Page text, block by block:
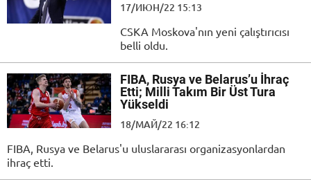
17/ИЮН/22 15:13
CSKA Moskova'nın yeni çalıştırıcısı
belli oldu.
FIBA, Rusya ve Belarus’u İhraç
Etti; Milli Takım Bir Üst Tura
Yükseldi
18/МАЙ/22 16:12
FIBA, Rusya ve Belarus'u uluslararası organizasyonlardan
ihraç etti.